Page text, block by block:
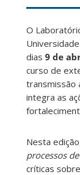
O
dias 9 de
curso de
transmissão
integra as
Nesta
processos
críticas